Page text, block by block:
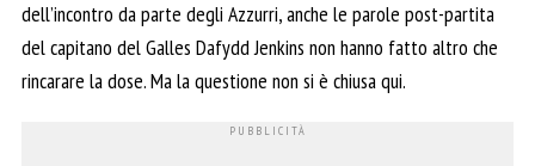
dell’incontro da parte degli Azzurri, anche le parole post-partita
del capitano del Galles Dafydd Jenkins non hanno fatto altro che
rincarare la dose. Ma la questione non si è chiusa qui.